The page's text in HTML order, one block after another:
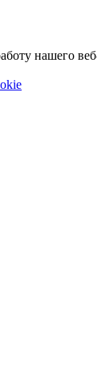
нашего